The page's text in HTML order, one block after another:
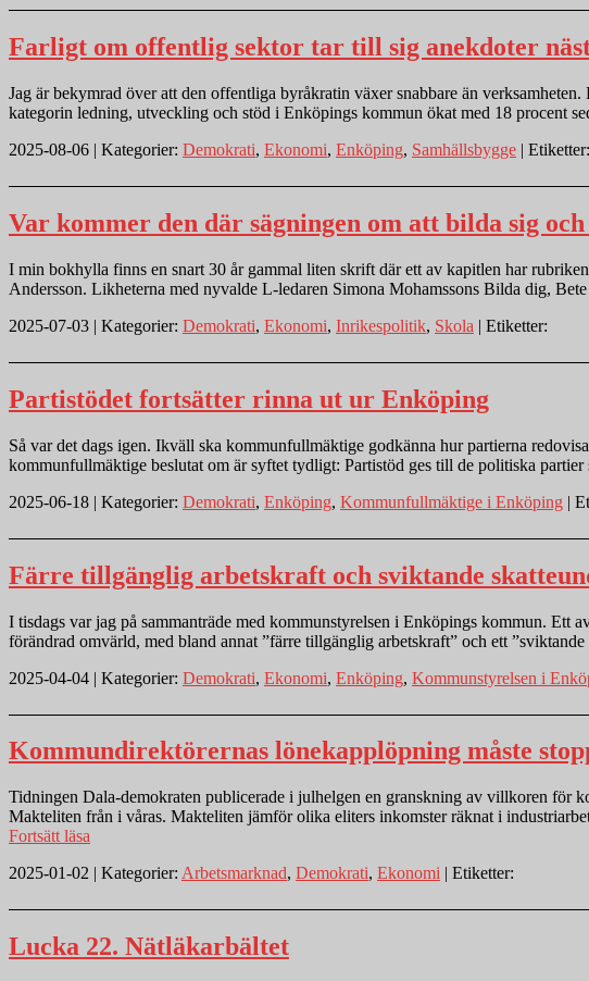
Farligt om offentlig sektor tar till sig anekdoter
Jag är bekymrad över att den offentliga byråkratin växer snabbare än
kategorin ledning, utveckling och stöd i Enköpings kommun ökat med 18 procent
2025-08-06 | Kategorier: Demokrati, Ekonomi, Enköping, Samhällsbygge | Etiketter:
Var kommer den där sägningen om att bilda sig
I min bokhylla finns en snart 30 år gammal liten skrift där ett av kapitlen har
Andersson. Likheterna med nyvalde L-ledaren Simona Mohamssons Bilda dig,
2025-07-03 | Kategorier: Demokrati, Ekonomi, Inrikespolitik, Skola | Etiketter:
Partistödet fortsätter rinna ut ur Enköping
Så var det dags igen. Ikväll ska kommunfullmäktige godkänna hur partierna
kommunfullmäktige beslutat om är syftet tydligt: Partistöd ges till de politiska
2025-06-18 | Kategorier: Demokrati, Enköping, Kommunfullmäktige i Enköping |
Färre tillgänglig arbetskraft och sviktande
I tisdags var jag på sammanträde med kommunstyrelsen i Enköpings kommun. Ett
förändrad omvärld, med bland annat ”färre tillgänglig arbetskraft” och ett
2025-04-04 | Kategorier: Demokrati, Ekonomi, Enköping, Kommunstyrelsen i
Kommundirektörernas lönekapplöpning måste
Tidningen Dala-demokraten publicerade i julhelgen en granskning av villkoren för
Makteliten från i våras. Makteliten jämför olika eliters inkomster räknat i
Fortsätt läsa
måste
2025-01-02 | Kategorier: Arbetsmarknad, Demokrati, Ekonomi | Etiketter:
Lucka 22. Nätläkarbältet